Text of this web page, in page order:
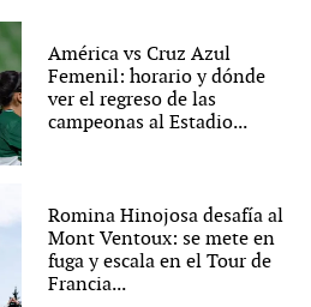
América vs Cruz Azul
Femenil: horario y dónde
ver el regreso de las
campeonas al Estadio...
Romina Hinojosa desafía al
Mont Ventoux: se mete en
fuga y escala en el Tour de
Francia...